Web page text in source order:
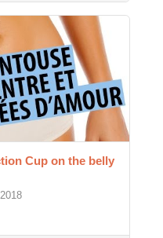
Cup on the belly